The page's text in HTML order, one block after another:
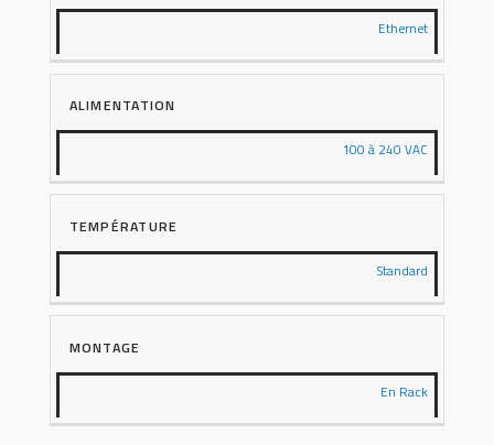
Ethernet
ALIMENTATION
100 à 240 VAC
TEMPÉRATURE
Standard
MONTAGE
En Rack